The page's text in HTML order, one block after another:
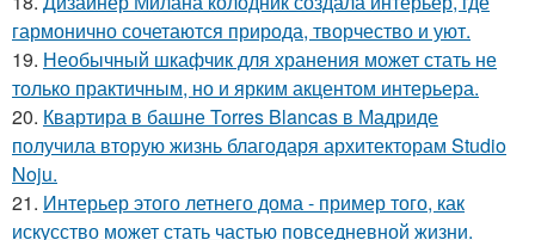
гармонично сочетаются природа, творчество и уют.
19. Необычный шкафчик для хранения может стать не
только практичным, но и ярким акцентом интерьера.
20. Квартира в башне Torres Blancas в Мадриде
получила вторую жизнь благодаря архитекторам Studio
Noju.
21. Интерьер этого летнего дома - пример того, как
искусство может стать частью повседневной жизни.